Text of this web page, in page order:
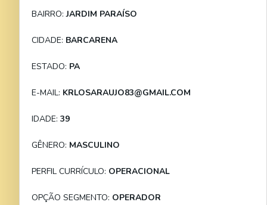
BAIRRO:JARDIM PARAÍSO
CIDADE: BARCARENA
ESTADO: PA
E-MAIL: KRLOSARAUJO83@GMAIL.COM
IDADE: 39
GÊNERO: MASCULINO
PERFIL CURRÍCULO: OPERACIONAL
OPÇÃO SEGMENTO: OPERADOR